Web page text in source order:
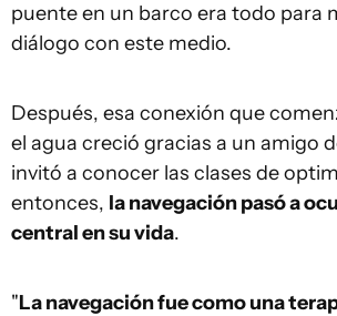
puente en un barco era todo para
diálogo con este medio.
Después, esa conexión que
el agua creció gracias a un amigo
invitó a conocer las clases de
entonces, la navegación pasó a
central en su vida.
"La navegación fue como una